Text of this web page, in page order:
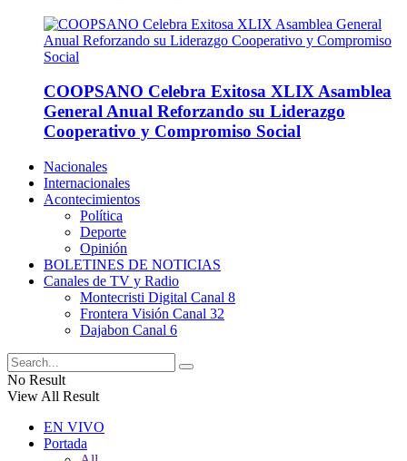
COOPSANO Celebra Exitosa XLIX Asamblea
General Anual Reforzando su Liderazgo
Cooperativo y Compromiso Social
Nacionales
Internacionales
Acontecimientos
Política
Deporte
Opinión
BOLETINES DE NOTICIAS
Canales de TV y Radio
Montecristi Digital Canal 8
Frontera Visión Canal 32
Dajabon Canal 6
No Result
View All Result
EN VIVO
Portada